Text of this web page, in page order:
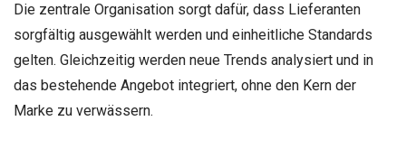
Die zentrale Organisation sorgt dafür, dass Lieferanten
sorgfältig ausgewählt werden und einheitliche Standards
gelten. Gleichzeitig werden neue Trends analysiert und in
das bestehende Angebot integriert, ohne den Kern der
Marke zu verwässern.